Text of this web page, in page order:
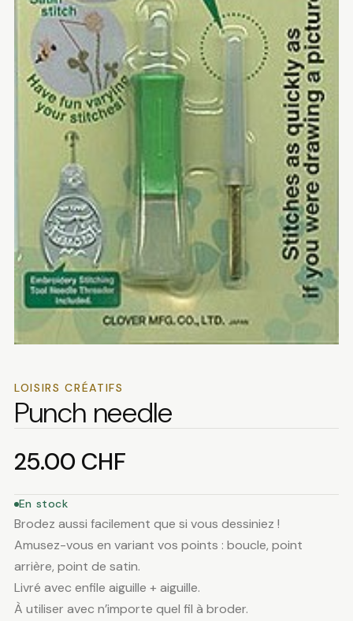
LOISIRS CRÉATIFS
Punch needle
25.00 CHF
En stock
Brodez aussi facilement que si vous dessiniez !
Amusez-vous en variant vos points : boucle, point
arrière, point de satin.
Livré avec enfile aiguille + aiguille.
À utiliser avec n’importe quel fil à broder.